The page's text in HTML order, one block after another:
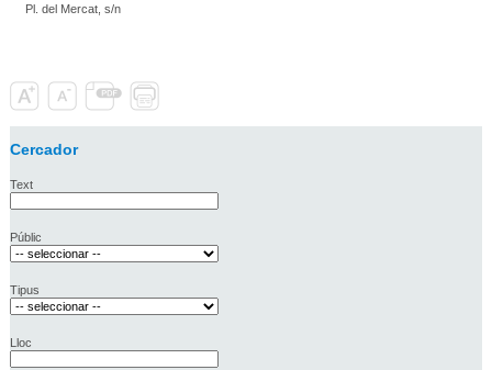
Pl. del Mercat, s/n
Cercador
Text
Públic
Tipus
Lloc